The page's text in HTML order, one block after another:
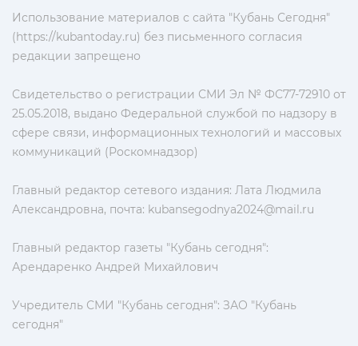
Использование материалов с сайта "Кубань Сегодня"
(https://kubantoday.ru) без письменного согласия
редакции запрещено
Свидетельство о регистрации СМИ Эл № ФС77-72910 от
25.05.2018, выдано Федеральной службой по надзору в
сфере связи, информационных технологий и массовых
коммуникаций (Роскомнадзор)
Главный редактор сетевого издания: Лата Людмила
Александровна, почта: kubansegodnya2024@mail.ru
Главный редактор газеты "Кубань сегодня":
Арендаренко Андрей Михайлович
Учредитель СМИ "Кубань сегодня": ЗАО "Кубань
сегодня"